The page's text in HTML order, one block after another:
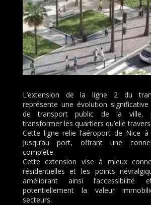
L’extension de la ligne 2 du
représente une évolution
de transport public de la ville,
transformer les quartiers qu’elle
Cette ligne relie l’aéroport de Nice à
jusqu’au port, offrant une
complète.
Cette extension vise à mieux
résidentielles et les points
améliorant ainsi l’accessibilité
potentiellement la valeur
secteurs.